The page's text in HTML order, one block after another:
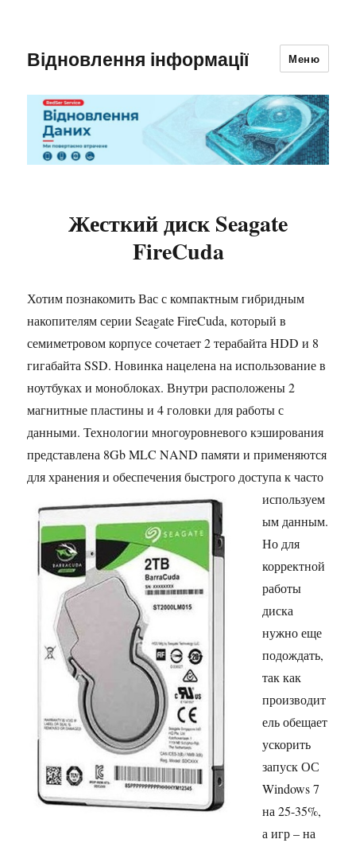
Відновлення інформації Меню
Жесткий диск Seagate
FireCuda
Хотим познакомить Вас с компактным гибридным
накопителям серии Seagate FireCuda, который в
семиметровом корпусе сочетает 2 терабайта HDD и 8
гигабайта SSD. Новинка нацелена на использование в
ноутбуках и моноблоках. Внутри расположены 2
магнитные пластины и 4 головки для работы с
данными. Технологии многоуровневого кэширования
представлена 8Gb MLC NAND памяти и применяются
для хранения и обеспечения быстрогодоступа к часто
используем
ым данным.
Но для
корректной
работы
диска
нужно еще
подождать,
так как
производит
ель обещает
ускорить
запуск ОС
Windows 7
на 25-35%,
а игр – на